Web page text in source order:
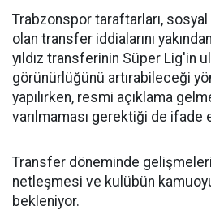
Trabzonspor taraftarları,
olan transfer iddialarını
yıldız transferinin Süper Lig'in
görünürlüğünü artırabileceği
yapılırken, resmi açıklama
varılmaması gerektiği de ifade
Transfer döneminde
netleşmesi ve kulübün
bekleniyor.